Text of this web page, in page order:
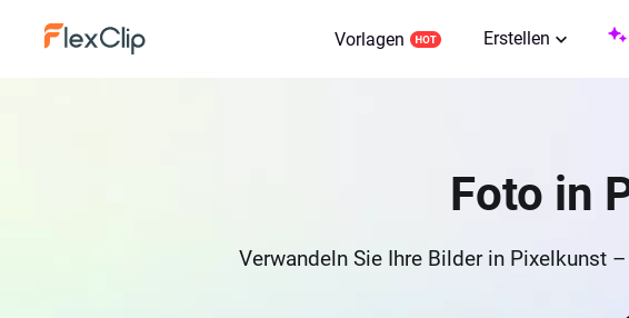
Vorlagen Erstellen
Foto in
Verwandeln Sie Ihre Bilder in Pixelkunst